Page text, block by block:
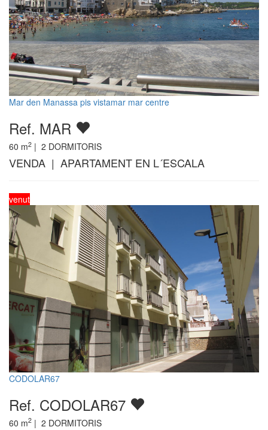
Mar den Manassa pis vistamar mar centre
Ref. MAR
60 m2 | 2 DORMITORIS
VENDA | APARTAMENT EN L´ESCALA
venut
CODOLAR67
Ref. CODOLAR67
60 m2 | 2 DORMITORIS